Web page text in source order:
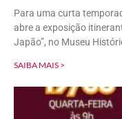
Para uma curta
abre a exposição
Japão”, no Museu
SAIBA MAIS >